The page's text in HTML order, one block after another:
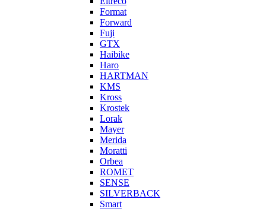
Format
Forward
Fuji
GTX
Haibike
Haro
HARTMAN
KMS
Kross
Krostek
Lorak
Mayer
Merida
Moratti
Orbea
ROMET
SENSE
SILVERBACK
Smart